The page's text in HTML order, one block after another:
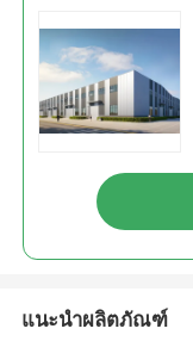
แนะนำผลิตภัณฑ์